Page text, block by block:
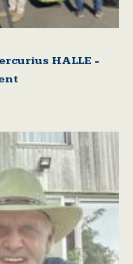
HALLE -